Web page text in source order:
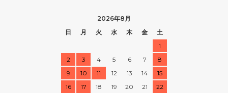
2026年8月
日
月 火 水 木 金
土
1
2
3 4 5 6 7
8
9
10 11 12 13 14
15
16
17 18 19 20 21
22